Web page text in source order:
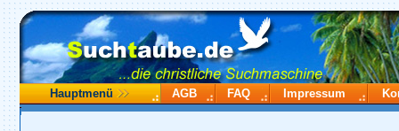
Hauptmenü AGB FAQ Impressum